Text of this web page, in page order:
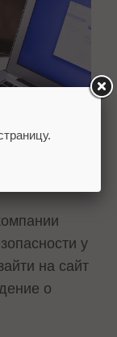
у
на сайт
о